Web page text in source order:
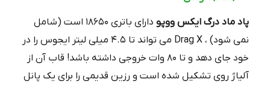
پاد ماد درگ ایکس ووپو
دارای باتری ۱۸۶۵۰ است (شامل
نمی شود) ، Drag X می تواند تا ۴.۵ میلی لیتر ایجوس را در
خود جای دهد و تا ۸۰ وات خروجی داشته باشد! قاب آن از
آلیاژ روی تشکیل شده است و رزین قدیمی را برای یک پانل